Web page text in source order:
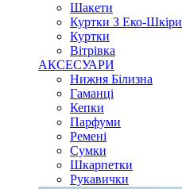
Шакети
Куртки З Еко-Шкіри
Куртки
Вітрівка
АКСЕСУАРИ
Нижня Білизна
Гаманці
Кепки
Парфуми
Ремені
Сумки
Шкарпетки
Рукавички